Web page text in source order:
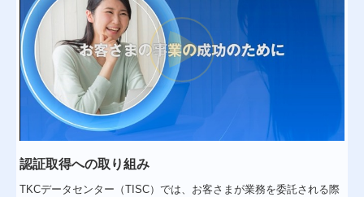
認証取得への取り組み
TKCデータセンター（TISC）では、お客さまが業務を委託される際